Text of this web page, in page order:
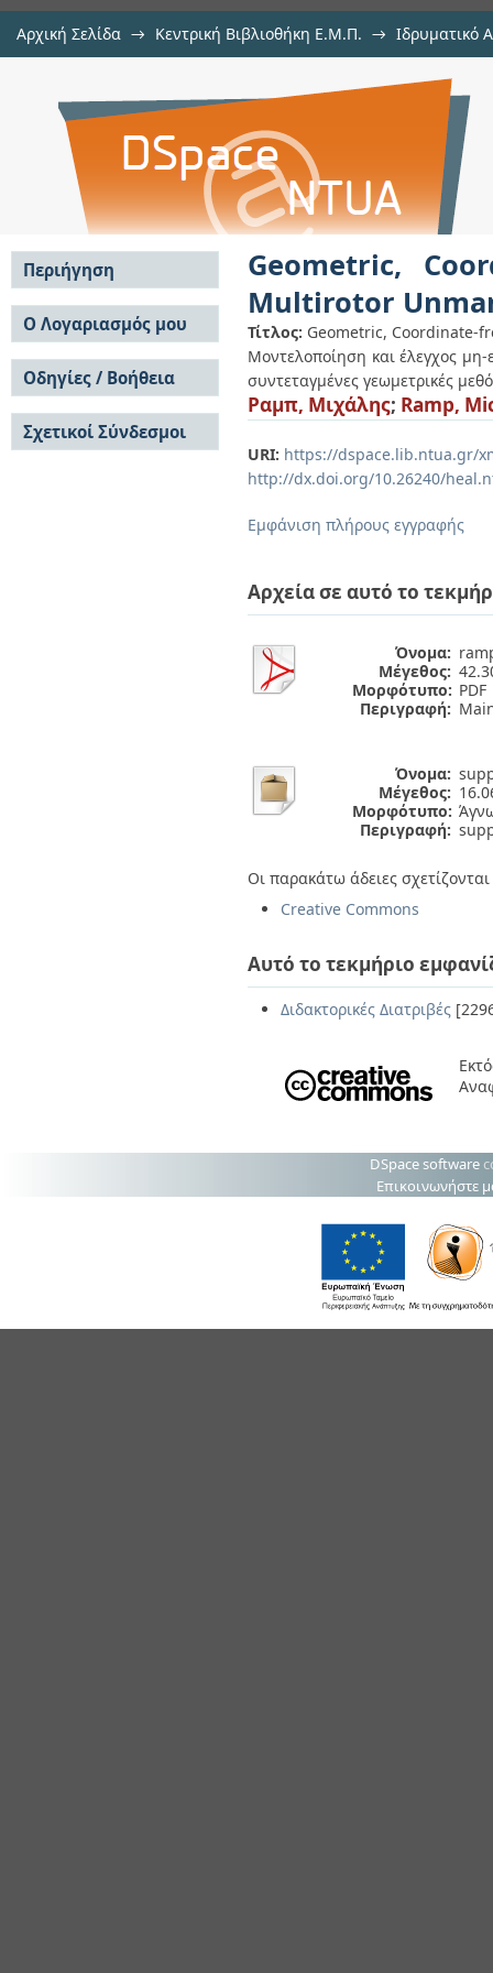
Αρχική Σελίδα → Κεντρική Βιβλιοθήκη Ε.Μ.Π. → Ιδρυματικό
Geometric, Coordinate-free,
Aerial Vehicles
Geometric,
Multirotor
Τίτλος: Geometric, Coordinate-
Μοντελοποίηση και έλεγχος
συντεταγμένες γεωμετρικές
Ραμπ, Μιχάλης; Ramp,
URI: https://dspace.lib.ntua.gr/
http://dx.doi.org/10.26240/
Εμφάνιση πλήρους εγγραφής
Αρχεία σε αυτό το
Όνομα:
Μέγεθος:
Μορφότυπο: PDF
Περιγραφή:
Όνομα:
Μέγεθος:
Μορφότυπο:
Περιγραφή:
Οι παρακάτω άδειες
Creative Commons
Αυτό το τεκμήριο
Διδακτορικές Διατριβές
Περιήγηση
Σε όλο το DSpace
Κοινότητες & Συλλογές
Ανά Ημερομηνία
Έκδοσης
Συγγραφείς
Τίτλοι
Θέματα
Ο Λογαριασμός μου
Σύνδεση
Εγγραφή
Οδηγίες / Βοήθεια
Οδηγίες Υποβολής
Οδηγίες Χρήσης ΙΑ
Συχνές Ερωτήσεις
Σχετικοί Σύνδεσμοι
DSpace software
Επικοινωνήστε